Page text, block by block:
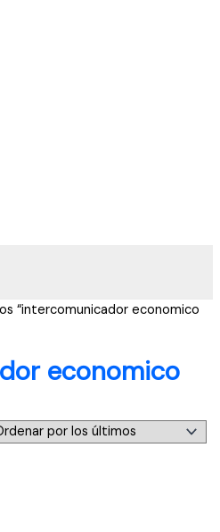
“intercomunicador economico
economico